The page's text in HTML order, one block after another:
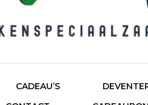
CADEAU’S